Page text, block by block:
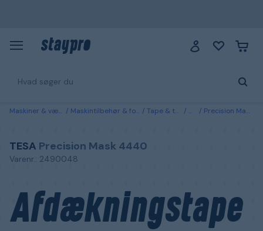
Maskiner & værktøj Maskintilbehør & forbrugsvarer Tape & tætningslister Malertape
Precision Mask 4440 Tesa Afdækningstape blå, UV-bestandig 50 m x 19 mm
TESA Precision Mask 4440
Varenr.: 2490048
Afdækningstape